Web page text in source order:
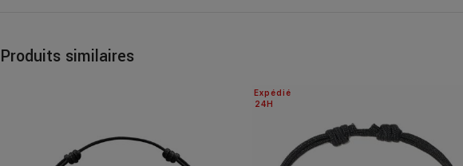
Produits similaires
24H
Expédié